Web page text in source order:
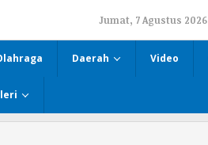
Jumat, 7 Agustus 2026
Daerah Video